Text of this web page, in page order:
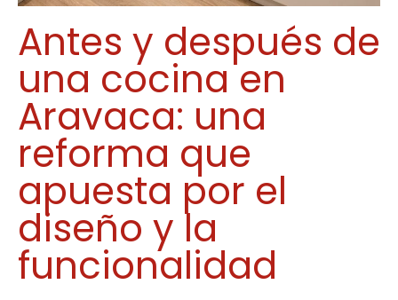
Antes y después de
una cocina en
Aravaca: una
reforma que
apuesta por el
diseño y la
funcionalidad